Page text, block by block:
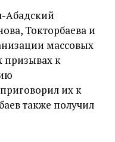
Абадский
Токторбаева и
массовых
призывах к
их к
также получил